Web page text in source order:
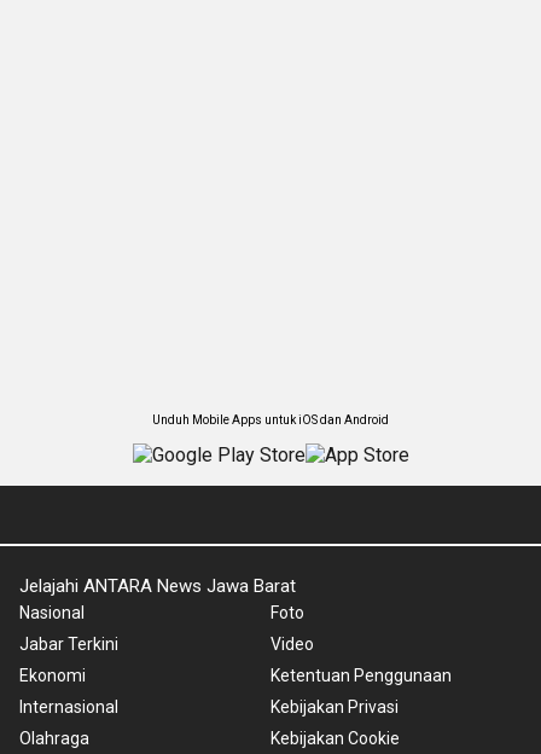
Unduh Mobile Apps untuk iOS dan Android
Jelajahi ANTARA News Jawa Barat
Nasional
Jabar Terkini
Ekonomi
Internasional
Olahraga
Foto
Video
Ketentuan Penggunaan
Kebijakan Privasi
Kebijakan Cookie